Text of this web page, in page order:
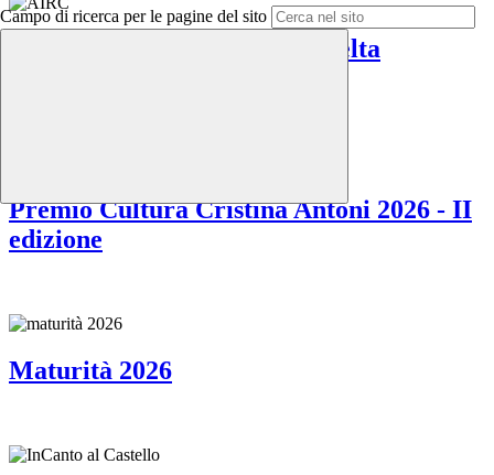
Campo di ricerca per le pagine del sito
mod. C classi prime 26-27 (scelta
Premio Cultura Cristina Antoni 2026 - II
edizione
Maturità 2026